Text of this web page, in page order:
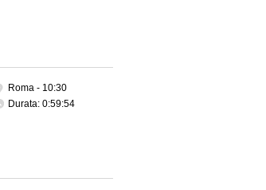
Roma - 10:30
Durata: 0:59:54